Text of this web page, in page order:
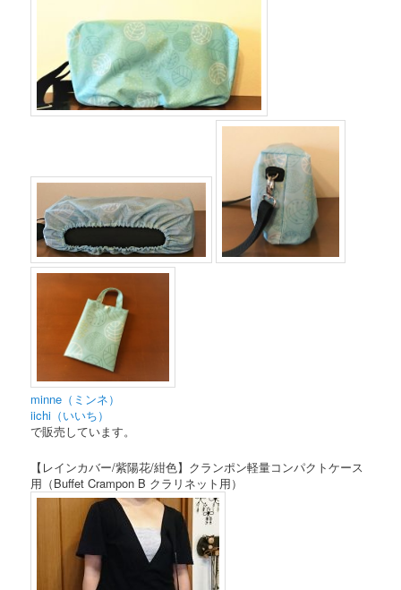
minne（ミンネ）
iichi（いいち）
で販売しています。
【レインカバー/紫陽花/紺色】クランポン軽量コンパクトケース
用（Buffet Crampon B クラリネット用）